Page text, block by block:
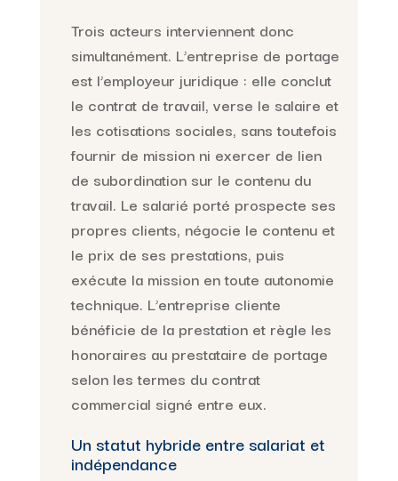
Trois acteurs interviennent donc
simultanément. L’entreprise de portage
est l’employeur juridique : elle conclut
le contrat de travail, verse le salaire et
les cotisations sociales, sans toutefois
fournir de mission ni exercer de lien
de subordination sur le contenu du
travail. Le salarié porté prospecte ses
propres clients, négocie le contenu et
le prix de ses prestations, puis
exécute la mission en toute autonomie
technique. L’entreprise cliente
bénéficie de la prestation et règle les
honoraires au prestataire de portage
selon les termes du contrat
commercial signé entre eux.
Un statut hybride entre salariat et
indépendance